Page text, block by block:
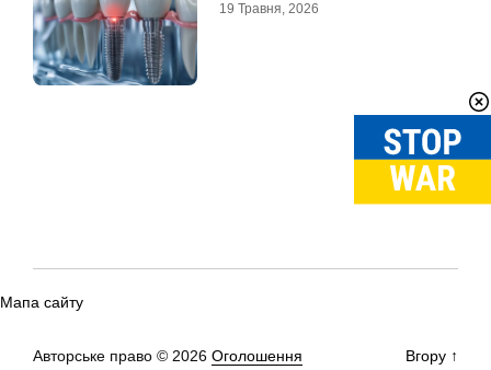
19 Травня, 2026
Мапа сайту
Авторське право © 2026 Оголошення
Вгору ↑